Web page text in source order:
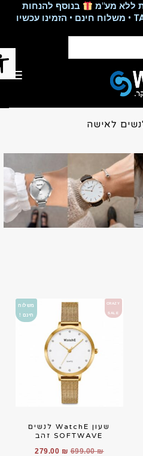
פתח
מע"מ
בנוסף להנחות
תפריט
לאישה
לאישה
CRAZY
SALE
משלוח
חינם !
שעון WatchE לנשים
SOFTWAVE זהב
699.00
279.00 ₪